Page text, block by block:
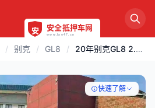
/ 别克 / GL8 / 20年别克GL8 2.0T顶配
快速了解